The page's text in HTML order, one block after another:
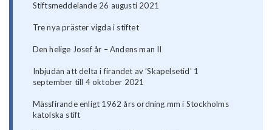
Stiftsmeddelande 26 augusti 2021
Tre nya präster vigda i stiftet
Den helige Josef år – Andens man II
Inbjudan att delta i firandet av ’Skapelsetid’ 1
september till 4 oktober 2021
Mässfirande enligt 1962 års ordning mm i Stockholms
katolska stift